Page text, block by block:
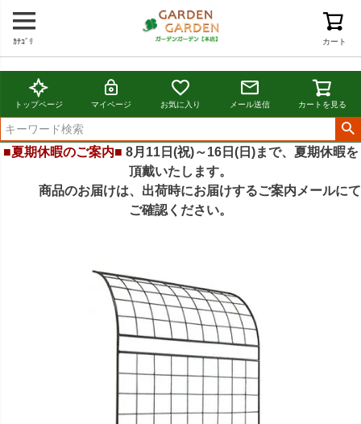
カート
ｶﾃｺﾞﾘ
トップページ マイページ お気に入り メール送信 カートを見る
■夏期休暇のご案内■ 8月11日(祝)～16日(日)まで、夏期休暇を
頂戴いたします。
商品のお届けは、出荷時にお届けするご案内メールにて
ご確認ください。